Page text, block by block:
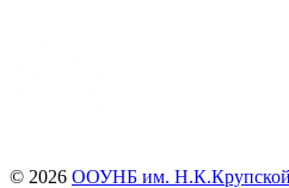
© 2026 ООУНБ им. Н.К.Крупской.